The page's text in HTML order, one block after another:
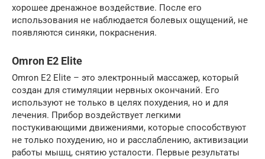
хорошее дренажное воздействие. После его
использования не наблюдается болевых ощущений, не
появляются синяки, покраснения.
Omron E2 Elite
Omron E2 Elite – это электронный массажер, который
создан для стимуляции нервных окончаний. Его
используют не только в целях похудения, но и для
лечения. Прибор воздействует легкими
постукивающими движениями, которые способствуют
не только похудению, но и расслаблению, активизации
работы мышц, снятию усталости. Первые результаты